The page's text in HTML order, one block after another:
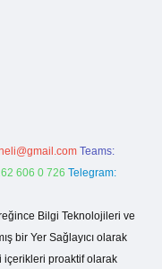
Teams:
606 0 726 Telegram:
Bilgi Teknolojileri ve
bir Yer Sağlayıcı olarak
içerikleri proaktif olarak